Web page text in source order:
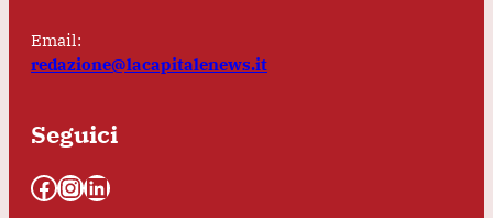
Email:
redazione@lacapitalenews.it
Seguici
Facebook InstagramLinkedIn